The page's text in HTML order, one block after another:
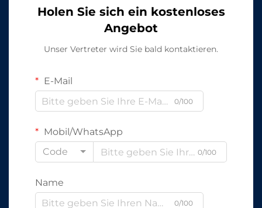
Holen Sie sich ein kostenloses
Angebot
Unser Vertreter wird Sie bald kontaktieren.
E-Mail
0/100
Mobil/WhatsApp
Code
0/100
Name
0/100